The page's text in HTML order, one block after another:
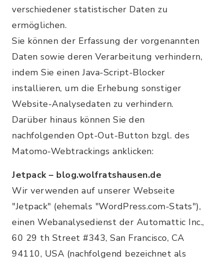
verschiedener statistischer Daten zu
ermöglichen.
Sie können der Erfassung der vorgenannten
Daten sowie deren Verarbeitung verhindern,
indem Sie einen Java-Script-Blocker
installieren, um die Erhebung sonstiger
Website-Analysedaten zu verhindern.
Darüber hinaus können Sie den
nachfolgenden Opt-Out-Button bzgl. des
Matomo-Webtrackings anklicken:
Jetpack – blog.wolfratshausen.de
Wir verwenden auf unserer Webseite
"Jetpack" (ehemals "WordPress.com-Stats"),
einen Webanalysedienst der Automattic Inc.,
60 29 th Street #343, San Francisco, CA
94110, USA (nachfolgend bezeichnet als